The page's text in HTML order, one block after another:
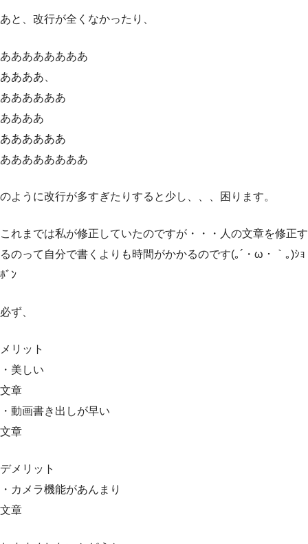
あと、改行が全くなかったり、
ああああああああ
ああああ、
ああああああ
ああああ
ああああああ
ああああああああ
のように改行が多すぎたりすると少し、、、困ります。
これまでは私が修正していたのですが・・・人の文章を修正す
るのって自分で書くよりも時間がかかるのです(｡´・ω・｀｡)ｼｮ
ﾎﾞﾝ
必ず、
メリット
・美しい
文章
・動画書き出しが早い
文章
デメリット
・カメラ機能があんまり
文章